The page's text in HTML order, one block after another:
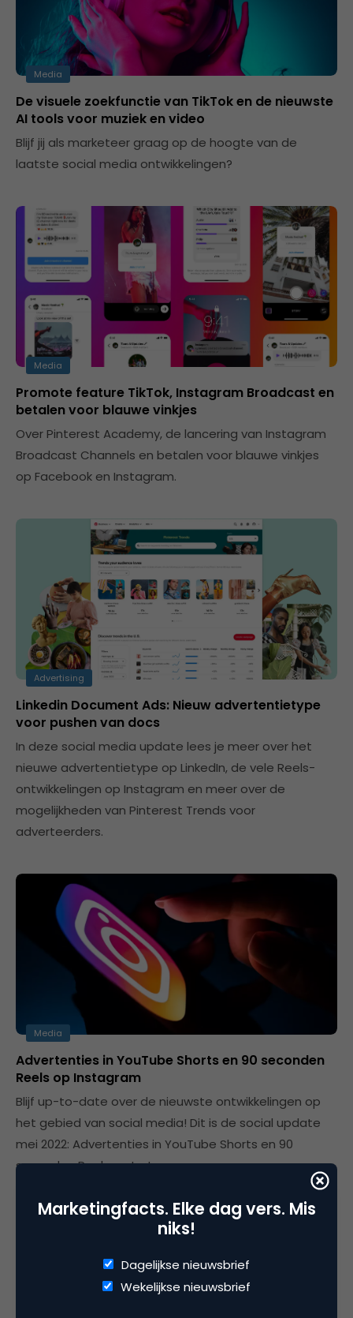
Media
De visuele zoekfunctie van TikTok en de nieuwste
AI tools voor muziek en video
Blijf jij als marketeer graag op de hoogte van de
laatste social media ontwikkelingen?
Media
Promote feature TikTok, Instagram Broadcast en
betalen voor blauwe vinkjes
Over Pinterest Academy, de lancering van Instagram
Broadcast Channels en betalen voor blauwe vinkjes
op Facebook en Instagram.
Advertising
Linkedin Document Ads: Nieuw advertentietype
voor pushen van docs
In deze social media update lees je meer over het
nieuwe advertentietype op LinkedIn, de vele Reels-
ontwikkelingen op Instagram en meer over de
mogelijkheden van Pinterest Trends voor
adverteerders.
Media
Advertenties in YouTube Shorts en 90 seconden
Reels op Instagram
Blijf up-to-date over de nieuwste ontwikkelingen op
het gebied van social media! Dit is de social update
mei 2022: Advertenties in YouTube Shorts en 90
seconden Reels op Instagram.
Marketingfacts. Elke dag vers. Mis
niks!
Dagelijkse nieuwsbrief
Wekelijkse nieuwsbrief